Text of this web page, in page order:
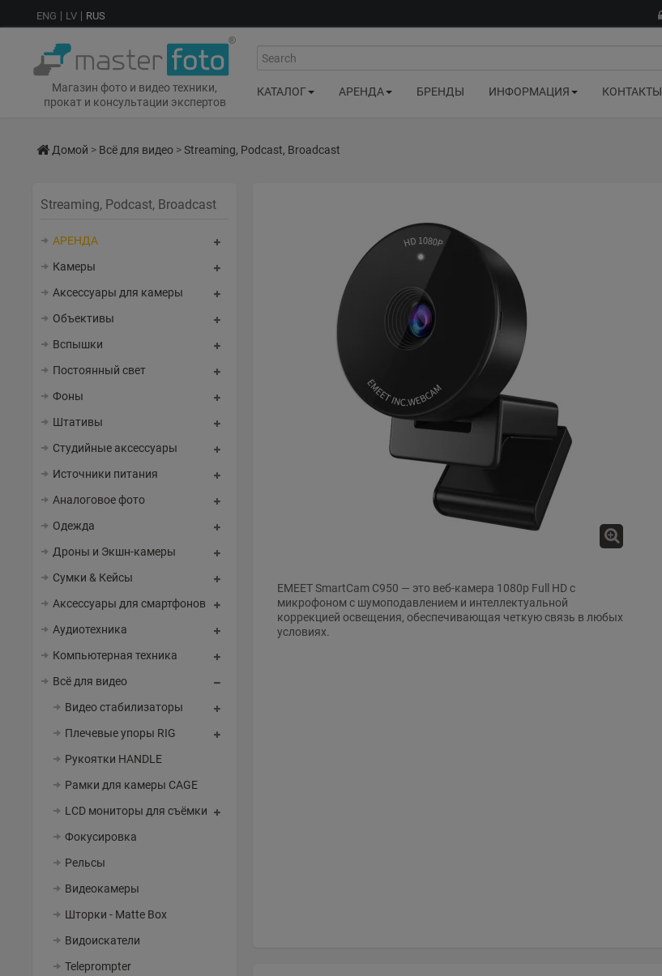
ENG LV RUS
Магазин фото и видео техники,
прокат и консультации экспертов
Search
КАТАЛОГ АРЕНДА БРЕНДЫ ИНФОРМАЦИЯ КОНТАКТЫ
Домой > Всё для видео >Streaming, Podcast, Broadcast
Streaming, Podcast, Broadcast
АРЕНДА
Камеры
Аксессуары для камеры
Объективы
Вспышки
Постоянный свет
Фоны
Штативы
Студийные аксессуары
Источники питания
Аналоговое фото
Одежда
Дроны и Экшн-камеры
Сумки & Кейсы
Аксессуары для смартфонов
Аудиотехника
Компьютерная техника
Всё для видео
Видео стабилизаторы
Плечевые упоры RIG
Рукоятки HANDLE
Рамки для камеры CAGE
LCD мониторы для съёмки
Фокусировка
Рельсы
Видеокамеры
Шторки - Matte Box
Видоискатели
Teleprompter
EMEET SmartCam C950 — это веб-камера 1080p Full HD с
микрофоном с шумоподавлением и интеллектуальной
коррекцией освещения, обеспечивающая четкую связь в любых
условиях.